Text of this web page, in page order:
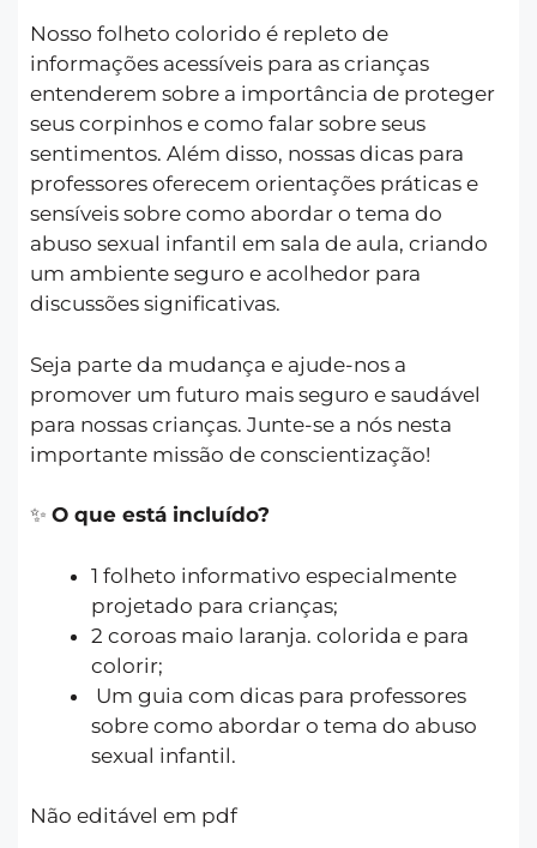
Nosso folheto colorido é repleto de
informações acessíveis para as crianças
entenderem sobre a importância de proteger
seus corpinhos e como falar sobre seus
sentimentos. Além disso, nossas dicas para
professores oferecem orientações práticas e
sensíveis sobre como abordar o tema do
abuso sexual infantil em sala de aula, criando
um ambiente seguro e acolhedor para
discussões significativas.
Seja parte da mudança e ajude-nos a
promover um futuro mais seguro e saudável
para nossas crianças. Junte-se a nós nesta
importante missão de conscientização!
✨ O que está incluído?
1 folheto informativo especialmente
projetado para crianças;
2 coroas maio laranja. colorida e para
colorir;
Um guia com dicas para professores
sobre como abordar o tema do abuso
sexual infantil.
Não editável em pdf